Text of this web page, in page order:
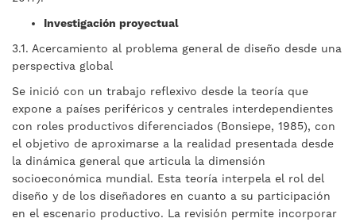
Investigación proyectual
3.1. Acercamiento al problema general de diseño desde una
perspectiva global
Se inició con un trabajo reflexivo desde la teoría que
expone a países periféricos y centrales interdependientes
con roles productivos diferenciados (Bonsiepe, 1985), con
el objetivo de aproximarse a la realidad presentada desde
la dinámica general que articula la dimensión
socioeconómica mundial. Esta teoría interpela el rol del
diseño y de los diseñadores en cuanto a su participación
en el escenario productivo. La revisión permite incorporar